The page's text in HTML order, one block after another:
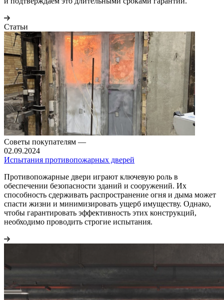
Статьи
Советы покупателям —
02.09.2024
Испытания противопожарных дверей
Противопожарные двери играют ключевую роль в
обеспечении безопасности зданий и сооружений. Их
способность сдерживать распространение огня и дыма может
спасти жизни и минимизировать ущерб имуществу. Однако,
чтобы гарантировать эффективность этих конструкций,
необходимо проводить строгие испытания.